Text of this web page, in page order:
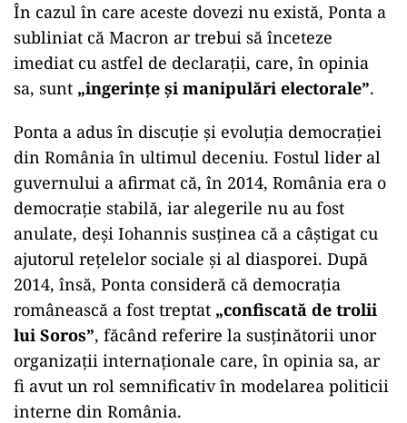
În cazul în care aceste dovezi nu există, Ponta a
subliniat că Macron ar trebui să înceteze
imediat cu astfel de declarații, care, în opinia
sa, sunt „ingerințe și manipulări electorale”.
Ponta a adus în discuție și evoluția democrației
din România în ultimul deceniu. Fostul lider al
guvernului a afirmat că, în 2014, România era o
democrație stabilă, iar alegerile nu au fost
anulate, deși Iohannis susținea că a câștigat cu
ajutorul rețelelor sociale și al diasporei. După
2014, însă, Ponta consideră că democrația
românească a fost treptat „confiscată de trolii
lui Soros”, făcând referire la susținătorii unor
organizații internaționale care, în opinia sa, ar
fi avut un rol semnificativ în modelarea politicii
interne din România.